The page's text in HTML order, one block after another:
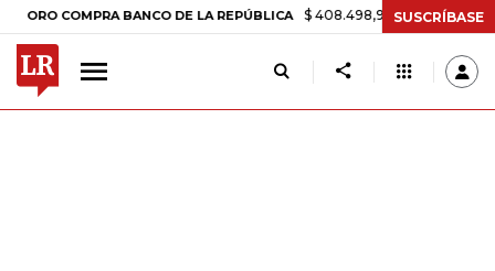
COMPRA BANCO DE LA REPÚBLICA $ 408.498,97 +$ 8.753,81 +2,19%
SUSCRÍBASE